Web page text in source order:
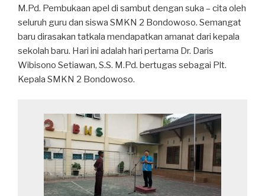
M.Pd. Pembukaan apel di sambut dengan suka – cita oleh
seluruh guru dan siswa SMKN 2 Bondowoso. Semangat
baru dirasakan tatkala mendapatkan amanat dari kepala
sekolah baru. Hari ini adalah hari pertama Dr. Daris
Wibisono Setiawan, S.S. M.Pd. bertugas sebagai Plt.
Kepala SMKN 2 Bondowoso.